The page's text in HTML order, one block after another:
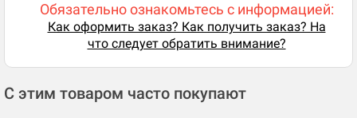
Обязательно ознакомьтесь с информацией:
Как оформить заказ? Как получить заказ? На
что следует обратить внимание?
С этим товаром часто покупают